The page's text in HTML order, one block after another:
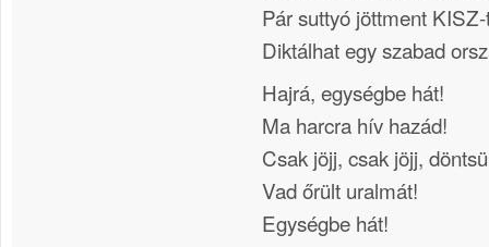
Pár suttyó jöttment
Diktálhat egy szabad
Hajrá, egységbe hát!
Ma harcra hív hazád!
Csak jöjj, csak jöjj,
Vad őrült uralmát!
Egységbe hát!